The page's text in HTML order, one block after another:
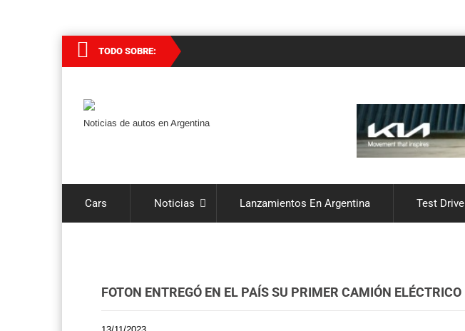
TODO SOBRE:
Noticias de autos en Argentina
Cars Noticias Lanzamientos En Argentina Test Drive
FOTON ENTREGÓ EN EL PAÍS SU PRIMER CAMIÓN ELÉCTRICO